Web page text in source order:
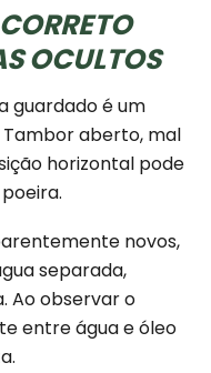
OCULTOS
guardado é um
Tambor aberto, mal
horizontal pode
novos,
separada,
Ao observar o
entre água e óleo